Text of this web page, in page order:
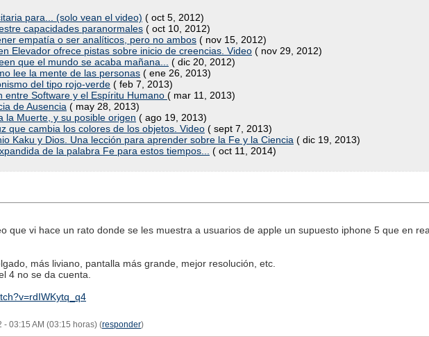
para... (solo vean el video) ( oct 5, 2012)
capacidades paranormales ( oct 10, 2012)
empatía o ser analíticos, pero no ambos ( nov 15, 2012)
Elevador ofrece pistas sobre inicio de creencias. Video ( nov 29, 2012)
que el mundo se acaba mañana...
( dic 20, 2012)
lee la mente de las personas ( ene 26, 2013)
del tipo rojo-verde ( feb 7, 2013)
entre Software y el Espíritu Humano ( mar 11, 2013)
de Ausencia ( may 28, 2013)
la Muerte, y su posible origen ( ago 19, 2013)
que cambia los colores de los objetos. Video ( sept 7, 2013)
Kaku y Dios. Una lección para aprender sobre la Fe y la Ciencia ( dic 19, 2013)
de la palabra Fe para estos tiempos...
( oct 11, 2014)
que vi hace un rato donde se les muestra a usuarios de apple un supuesto iphone 5 que en
más liviano, pantalla más grande, mejor resolución, etc.
4 no se da cuenta.
03:15 AM (03:15 horas) (responder)